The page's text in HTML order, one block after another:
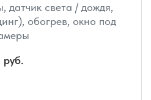
датчик света / дождя,
обогрев, окно под